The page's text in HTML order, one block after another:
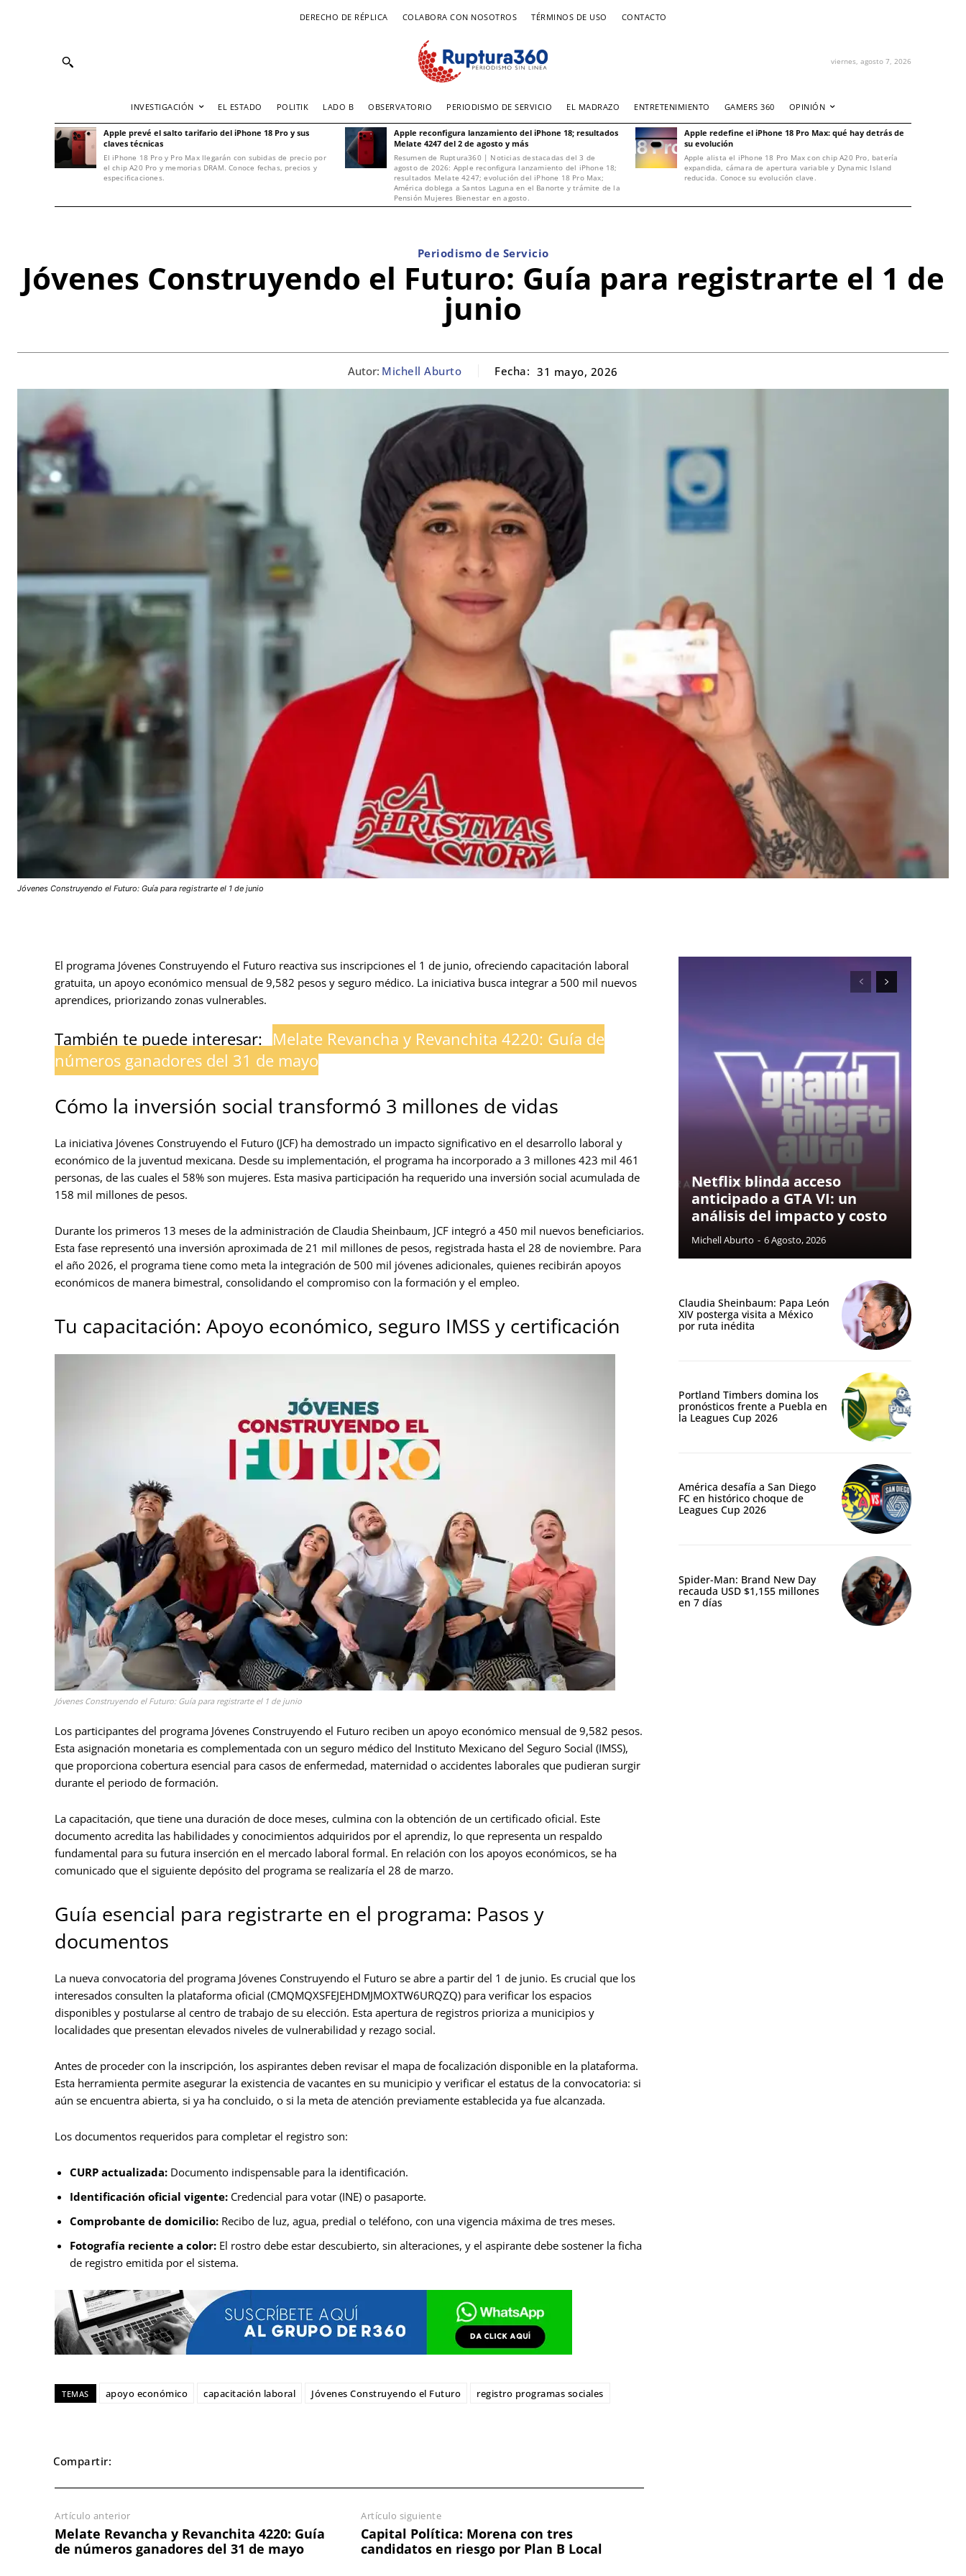
DERECHO DE RÉPLICA COLABORA CON NOSOTROS TÉRMINOS DE USO CONTACTO
viernes, agosto 7, 2026
INVESTIGACIÓN EL ESTADO POLITIK LADO B OBSERVATORIO PERIODISMO DE SERVICIO EL MADRAZO ENTRETENIMIENTO GAMERS 360 OPINIÓN
Apple prevé el salto tarifario del iPhone 18 Pro y sus
claves técnicas
El iPhone 18 Pro y Pro Max llegarán con subidas de precio por
el chip A20 Pro y memorias DRAM. Conoce fechas, precios y
especificaciones.
Apple reconfigura lanzamiento del iPhone 18; resultados
Melate 4247 del 2 de agosto y más
Resumen de Ruptura360 | Noticias destacadas del 3 de
agosto de 2026: Apple reconfigura lanzamiento del iPhone 18;
resultados Melate 4247; evolución del iPhone 18 Pro Max;
América doblega a Santos Laguna en el Banorte y trámite de la
Pensión Mujeres Bienestar en agosto.
Apple redefine el iPhone 18 Pro Max: qué hay detrás de
su evolución
Apple alista el iPhone 18 Pro Max con chip A20 Pro, batería
expandida, cámara de apertura variable y Dynamic Island
reducida. Conoce su evolución clave.
Periodismo de Servicio
Jóvenes Construyendo el Futuro: Guía para registrarte el 1 de
junio
Autor: Michell Aburto Fecha: 31 mayo, 2026
Jóvenes Construyendo el Futuro: Guía para registrarte el 1 de junio
El programa Jóvenes Construyendo el Futuro reactiva sus inscripciones el 1 de junio, ofreciendo capacitación laboral
gratuita, un apoyo económico mensual de 9,582 pesos y seguro médico. La iniciativa busca integrar a 500 mil nuevos
aprendices, priorizando zonas vulnerables.
También te puede interesar: Melate Revancha y Revanchita 4220: Guía de
números ganadores del 31 de mayo
Cómo la inversión social transformó 3 millones de vidas
La iniciativa Jóvenes Construyendo el Futuro (JCF) ha demostrado un impacto significativo en el desarrollo laboral y
económico de la juventud mexicana. Desde su implementación, el programa ha incorporado a 3 millones 423 mil 461
personas, de las cuales el 58% son mujeres. Esta masiva participación ha requerido una inversión social acumulada de
158 mil millones de pesos.
Durante los primeros 13 meses de la administración de Claudia Sheinbaum, JCF integró a 450 mil nuevos beneficiarios.
Esta fase representó una inversión aproximada de 21 mil millones de pesos, registrada hasta el 28 de noviembre. Para
el año 2026, el programa tiene como meta la integración de 500 mil jóvenes adicionales, quienes recibirán apoyos
económicos de manera bimestral, consolidando el compromiso con la formación y el empleo.
Tu capacitación: Apoyo económico, seguro IMSS y certificación
Jóvenes Construyendo el Futuro: Guía para registrarte el 1 de junio
Los participantes del programa Jóvenes Construyendo el Futuro reciben un apoyo económico mensual de 9,582 pesos.
Esta asignación monetaria es complementada con un seguro médico del Instituto Mexicano del Seguro Social (IMSS),
que proporciona cobertura esencial para casos de enfermedad, maternidad o accidentes laborales que pudieran surgir
durante el periodo de formación.
La capacitación, que tiene una duración de doce meses, culmina con la obtención de un certificado oficial. Este
documento acredita las habilidades y conocimientos adquiridos por el aprendiz, lo que representa un respaldo
fundamental para su futura inserción en el mercado laboral formal. En relación con los apoyos económicos, se ha
comunicado que el siguiente depósito del programa se realizaría el 28 de marzo.
Guía esencial para registrarte en el programa: Pasos y
documentos
La nueva convocatoria del programa Jóvenes Construyendo el Futuro se abre a partir del 1 de junio. Es crucial que los
interesados consulten la plataforma oficial (CMQMQXSFEJEHDMJMOXTW6URQZQ) para verificar los espacios
disponibles y postularse al centro de trabajo de su elección. Esta apertura de registros prioriza a municipios y
localidades que presentan elevados niveles de vulnerabilidad y rezago social.
Antes de proceder con la inscripción, los aspirantes deben revisar el mapa de focalización disponible en la plataforma.
Esta herramienta permite asegurar la existencia de vacantes en su municipio y verificar el estatus de la convocatoria: si
aún se encuentra abierta, si ya ha concluido, o si la meta de atención previamente establecida ya fue alcanzada.
Los documentos requeridos para completar el registro son:
CURP actualizada: Documento indispensable para la identificación.
Identificación oficial vigente: Credencial para votar (INE) o pasaporte.
Comprobante de domicilio: Recibo de luz, agua, predial o teléfono, con una vigencia máxima de tres meses.
Fotografía reciente a color: El rostro debe estar descubierto, sin alteraciones, y el aspirante debe sostener la ficha
de registro emitida por el sistema.
TEMAS apoyo económico capacitación laboral Jóvenes Construyendo el Futuro registro programas sociales
Compartir:
Artículo anterior
Melate Revancha y Revanchita 4220: Guía
de números ganadores del 31 de mayo
Artículo siguiente
Capital Política: Morena con tres
candidatos en riesgo por Plan B Local
Netflix blinda acceso
anticipado a GTA VI: un
análisis del impacto y costo
Michell Aburto - 6 Agosto, 2026
Claudia Sheinbaum: Papa León
XIV posterga visita a México
por ruta inédita
Portland Timbers domina los
pronósticos frente a Puebla en
la Leagues Cup 2026
América desafía a San Diego
FC en histórico choque de
Leagues Cup 2026
Spider-Man: Brand New Day
recauda USD $1,155 millones
en 7 días